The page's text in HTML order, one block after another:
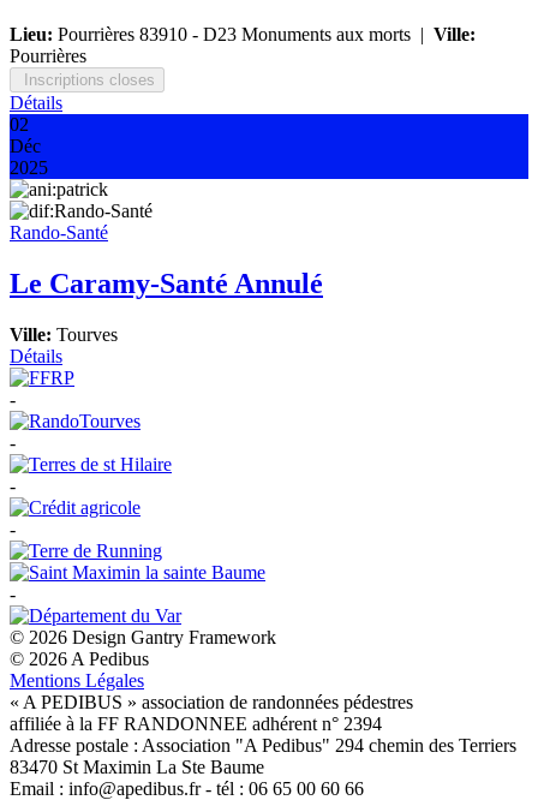
Lieu: Pourrières 83910 - D23 Monuments aux morts | Ville:
Pourrières
Inscriptions closes
Détails
02
Déc
2025
Rando-Santé
Le Caramy-Santé Annulé
Ville: Tourves
Détails
-
-
-
-
-
© 2026 Design Gantry Framework
© 2026 A Pedibus
Mentions Légales
« A PEDIBUS » association de randonnées pédestres
affiliée à la FF RANDONNEE adhérent n° 2394
Adresse postale : Association "A Pedibus" 294 chemin des Terriers
83470 St Maximin La Ste Baume
Email : info@apedibus.fr - tél : 06 65 00 60 66